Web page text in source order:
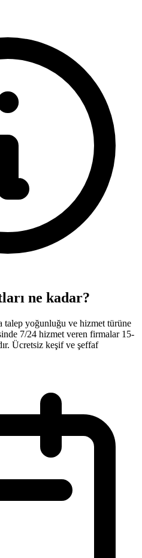
ne kadar?
talep yoğunluğu ve hizmet türüne
7/24 hizmet veren firmalar 15-
Ücretsiz keşif ve şeffaf